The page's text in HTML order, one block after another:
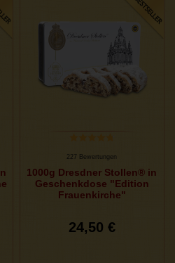
227 Bewertungen
1000g Dresdner Stollen® in
Geschenkdose "Edition
Frauenkirche"
24,50 €